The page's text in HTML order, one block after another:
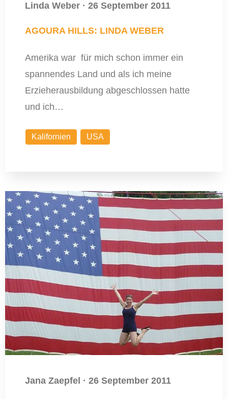
Linda Weber · 26 September 2011
AGOURA HILLS: LINDA WEBER
Amerika war für mich schon immer ein
spannendes Land und als ich meine
Erzieherausbildung abgeschlossen hatte
und ich…
Kalifornien USA
Jana Zaepfel · 26 September 2011